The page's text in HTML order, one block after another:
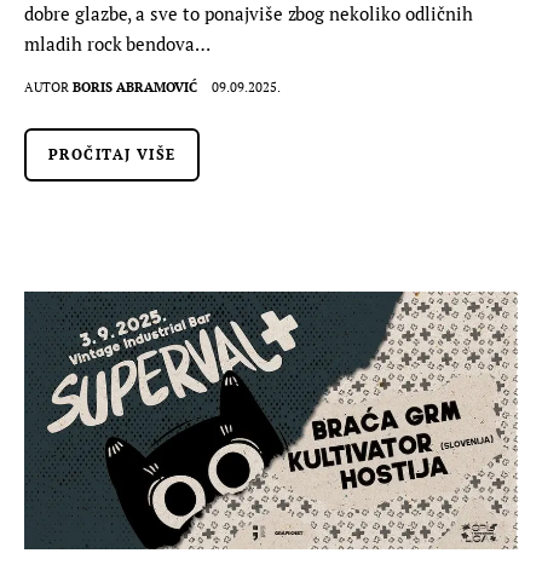
dobre glazbe, a sve to ponajviše zbog nekoliko odličnih
mladih rock bendova…
AUTOR BORIS ABRAMOVIĆ 09.09.2025.
PROČITAJ VIŠE